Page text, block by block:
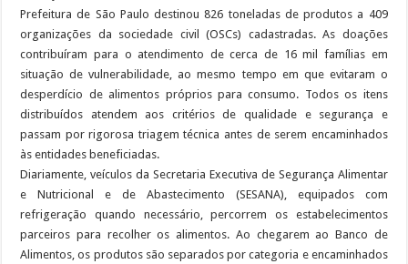
Prefeitura de São Paulo destinou 826 toneladas de produtos a 409
organizações da sociedade civil (OSCs) cadastradas. As doações
contribuíram para o atendimento de cerca de 16 mil famílias em
situação de vulnerabilidade, ao mesmo tempo em que evitaram o
desperdício de alimentos próprios para consumo. Todos os itens
distribuídos atendem aos critérios de qualidade e segurança e
passam por rigorosa triagem técnica antes de serem encaminhados
às entidades beneficiadas.
Diariamente, veículos da Secretaria Executiva de Segurança Alimentar
e Nutricional e de Abastecimento (SESANA), equipados com
refrigeração quando necessário, percorrem os estabelecimentos
parceiros para recolher os alimentos. Ao chegarem ao Banco de
Alimentos, os produtos são separados por categoria e encaminhados